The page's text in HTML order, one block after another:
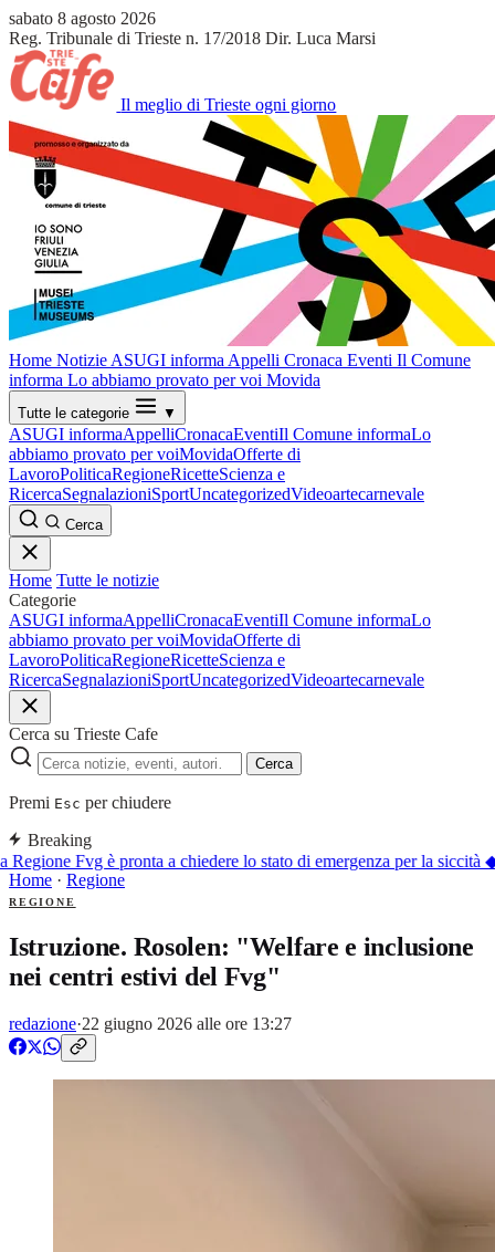
sabato 8 agosto 2026
Reg. Tribunale di Trieste n. 17/2018 Dir. Luca Marsi
Il meglio di Trieste ogni giorno
Home Notizie ASUGI informa Appelli Cronaca Eventi Il Comune
informa Lo abbiamo provato per voi Movida
Tutte le categorie ▼
ASUGI informaAppelliCronacaEventiIl Comune informaLo
abbiamo provato per voiMovidaOfferte di
LavoroPoliticaRegioneRicetteScienza e
RicercaSegnalazioniSportUncategorizedVideoartecarnevale
Cerca
Home Tutte le notizie
Categorie
ASUGI informaAppelliCronacaEventiIl Comune informaLo
abbiamo provato per voiMovidaOfferte di
LavoroPoliticaRegioneRicetteScienza e
RicercaSegnalazioniSportUncategorizedVideoartecarnevale
Cerca su Trieste Cafe
Cerca
Premi Esc per chiudere
Breaking
Regione Fvg è pronta a chiedere lo stato di emergenza per la siccità ◆
Home · Regione
REGIONE
Istruzione. Rosolen: "Welfare e inclusione
nei centri estivi del Fvg"
redazione·22 giugno 2026 alle ore 13:27